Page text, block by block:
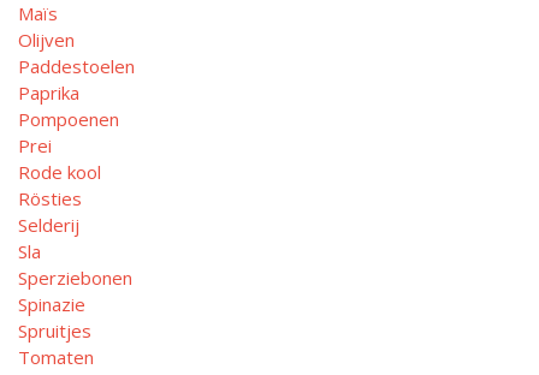
Maïs
Olijven
Paddestoelen
Paprika
Pompoenen
Prei
Rode kool
Rösties
Selderij
Sla
Sperziebonen
Spinazie
Spruitjes
Tomaten